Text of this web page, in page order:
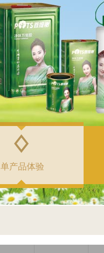
单产品体验